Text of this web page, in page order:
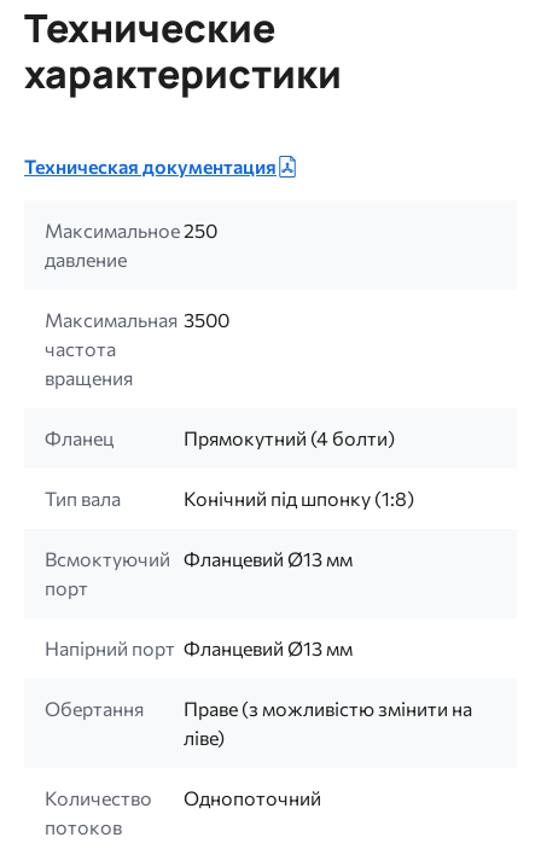
Технические
характеристики
Техническая документация
Максимальное
давление
250
Максимальная
частота
вращения
3500
Фланец Прямокутний (4 болти)
Тип вала Конічний під шпонку (1:8)
Всмоктуючий
порт
Фланцевий Ø13 мм
Напірний порт Фланцевий Ø13 мм
Обертання
Праве (з можливістю змінити на
ліве)
Количество
потоков
Однопоточний